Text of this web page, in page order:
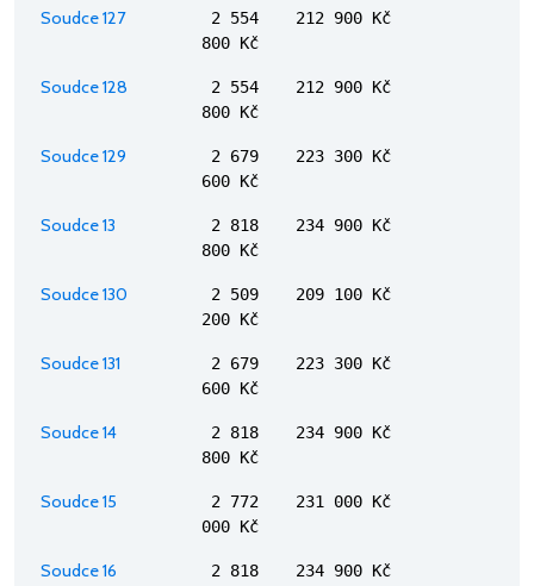
Soudce 127
2 554
800 Kč
212 900 Kč
Soudce 128
2 554
800 Kč
212 900 Kč
Soudce 129
2 679
600 Kč
223 300 Kč
Soudce 13
2 818
800 Kč
234 900 Kč
Soudce 130
2 509
200 Kč
209 100 Kč
Soudce 131
2 679
600 Kč
223 300 Kč
Soudce 14
2 818
800 Kč
234 900 Kč
Soudce 15
2 772
000 Kč
231 000 Kč
Soudce 16 2 818 234 900 Kč